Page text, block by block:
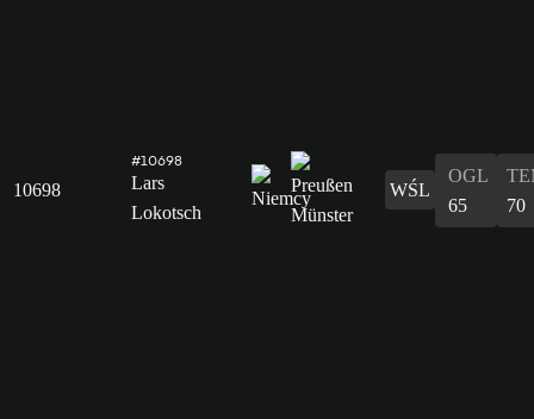
10698
#10698
Lars
Lokotsch
WŚL
OGL
65
70